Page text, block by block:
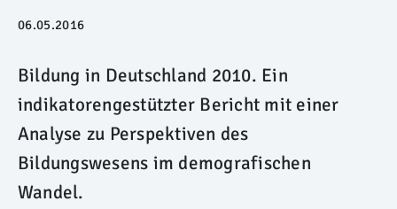
06.05.2016
Bildung in Deutschland 2010. Ein
indikatorengestützter Bericht mit einer
Analyse zu Perspektiven des
Bildungswesens im demografischen
Wandel.